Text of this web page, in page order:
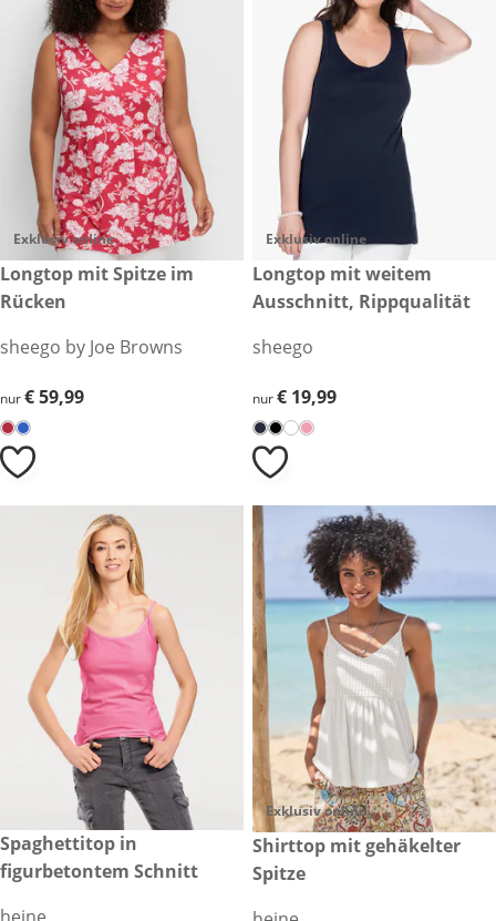
Exklusiv online
€ 59,99
Longtop mit Spitze im
Rücken
sheego by Joe Browns
€ 59,99
nur€ 59,99
Exklusiv online
€ 19,99
Longtop mit weitem
Ausschnitt, Rippqualität
sheego
€ 19,99
nur€ 19,99
€ 14,99
Spaghettitop in
figurbetontem Schnitt
Exklusiv online
€ 39,99
Shirttop mit gehäkelter
Spitze